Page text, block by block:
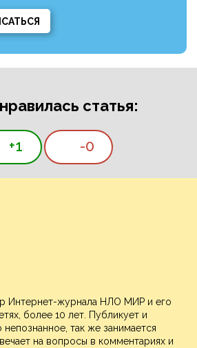
статья:
+1 -0
Интернет-журнала НЛО МИР и его
более 10 лет. Публикует и
непознанное, так же занимается
на вопросы в комментариях и